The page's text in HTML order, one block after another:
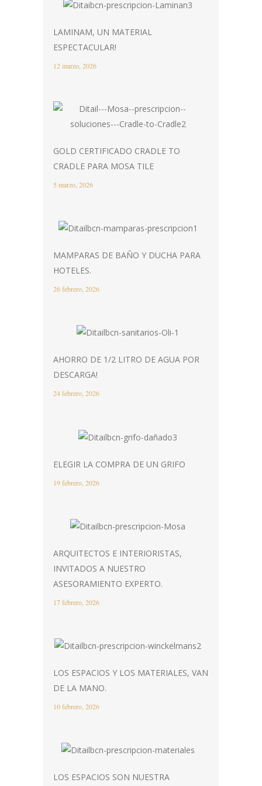
LAMINAM, UN MATERIAL
ESPECTACULAR!
12 marzo, 2026
GOLD CERTIFICADO CRADLE TO
CRADLE PARA MOSA TILE
5 marzo, 2026
MAMPARAS DE BAÑO Y DUCHA PARA
HOTELES.
26 febrero, 2026
AHORRO DE 1/2 LITRO DE AGUA POR
DESCARGA!
24 febrero, 2026
ELEGIR LA COMPRA DE UN GRIFO
19 febrero, 2026
ARQUITECTOS E INTERIORISTAS,
INVITADOS A NUESTRO
ASESORAMIENTO EXPERTO.
17 febrero, 2026
LOS ESPACIOS Y LOS MATERIALES, VAN
DE LA MANO.
10 febrero, 2026
LOS ESPACIOS SON NUESTRA